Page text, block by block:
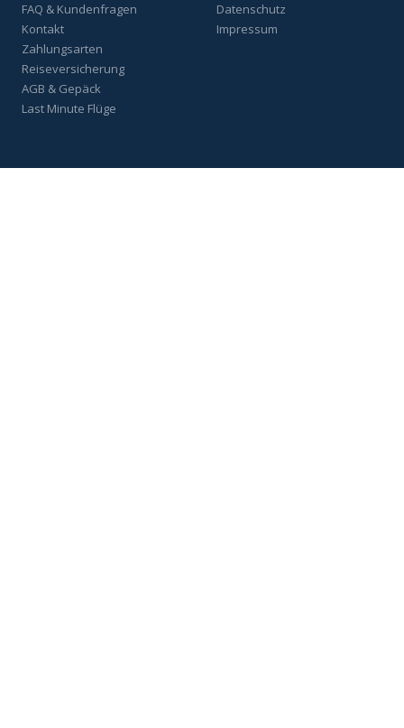
FAQ & Kundenfragen
Kontakt
Zahlungsarten
Reiseversicherung
AGB & Gepäck
Last Minute Flüge
Datenschutz
Impressum